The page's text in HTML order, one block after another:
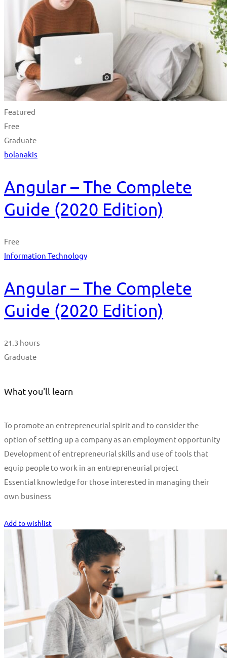
Featured
Free
Graduate
bolanakis
Angular – The Complete
Guide (2020 Edition)
Free
Information Technology
Angular – The Complete
Guide (2020 Edition)
21.3 hours
Graduate
What you'll learn
To promote an entrepreneurial spirit and to consider the
option of setting up a company as an employment opportunity
Development of entrepreneurial skills and use of tools that
equip people to work in an entrepreneurial project
Essential knowledge for those interested in managing their
own business
Add to wishlist